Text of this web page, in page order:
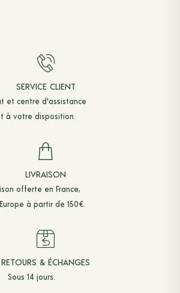
SERVICE CLIENT
et centre d'assistance
à votre disposition.
LIVRAISON
offerte en France,
à partir de 150€.
RETOURS & ÉCHANGES
Sous 14 jours.